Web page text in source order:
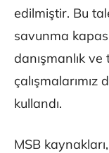
edilmiştir. Bu
savunma
danışmanlık
kullandı.
MSB